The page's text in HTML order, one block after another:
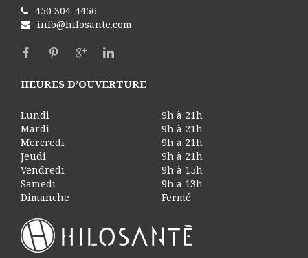
450 304-4456
info@hilosante.com
HEURES D’OUVERTURE
Lundi
9h à 21h
Mardi
9h à 21h
Mercredi
9h à 21h
Jeudi
9h à 21h
Vendredi
9h à 15h
Samedi
9h à 13h
Dimanche
Fermé